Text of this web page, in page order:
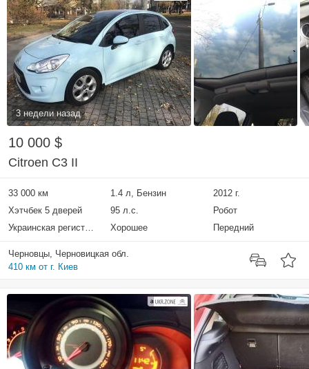
3 недели назад
10 000 $
Citroen C3 II
33 000 км 1.4 л, Бензин
2012 г.
Хэтчбек 5 дверей
95 л.с.
Робот
Украинская регистрация
Хорошее Передний
Черновцы, Черновицкая обл.
410 км от г. Киев